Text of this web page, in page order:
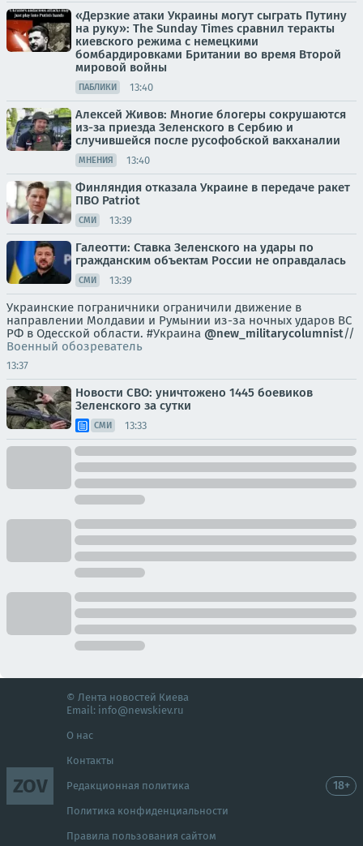
«Дерзкие атаки Украины могут сыграть Путину
на руку»: The Sunday Times сравнил теракты
киевского режима с немецкими
бомбардировками Британии во время Второй
мировой войны
ПАБЛИКИ 13:40
Алексей Живов: Многие блогеры сокрушаются
из-за приезда Зеленского в Сербию и
случившейся после русофобской вакханалии
МНЕНИЯ 13:40
Финляндия отказала Украине в передаче ракет
ПВО Patriot
СМИ 13:39
Галеотти: Ставка Зеленского на удары по
гражданским объектам России не оправдалась
СМИ 13:39
Украинские пограничники ограничили движение в
направлении Молдавии и Румынии из-за ночных ударов ВС
РФ в Одесской области. #Украина @new_militarycolumnist//
Военный обозреватель
13:37
Новости СВО: уничтожено 1445 боевиков
Зеленского за сутки
СМИ 13:33
ZOV
© Лента новостей Киева
Email: info@newskiev.ru
О нас
Контакты
Редакционная политика
Политика конфиденциальности
Правила пользования сайтом
18+